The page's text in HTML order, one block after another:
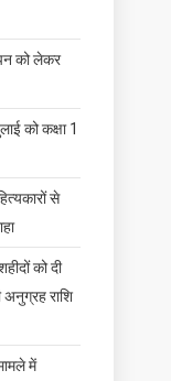
को लेकर
को कक्षा 1
से
को दी
राशि
में